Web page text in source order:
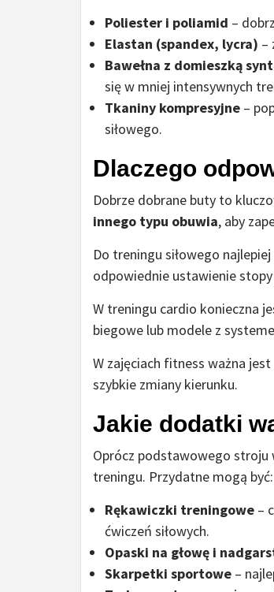
Poliester i poliamid –
Elastan (spandex, lycra) –
Bawełna z domieszką
się w mniej intensywnych
Tkaniny kompresyjne –
siłowego.
Dlaczego
Dobrze dobrane buty to
innego typu obuwia, aby
Do treningu siłowego
odpowiednie ustawienie
W treningu cardio konieczna
biegowe lub modele z
W zajęciach fitness ważna jest
szybkie zmiany kierunku.
Jakie dodatki
Oprócz podstawowego stroju
treningu. Przydatne mogą być:
Rękawiczki treningowe –
ćwiczeń siłowych.
Opaski na głowę i
Skarpetki sportowe –